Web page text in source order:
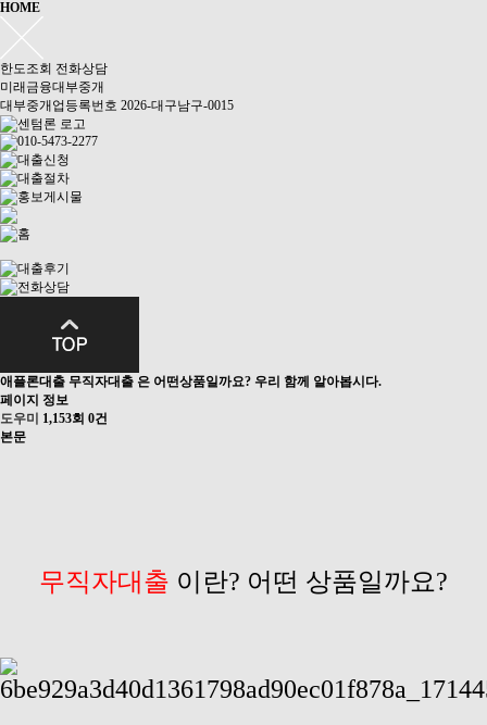
HOME
한도조회 전화상담
미래금융대부중개
대부중개업등록번호 2026-대구남구-0015
애플론대출 무직자대출 은 어떤상품일까요? 우리 함께 알아봅시다.
페이지 정보
도우미
1,153회 0건
본문
무직자대출 이란? 어떤 상품일까요?